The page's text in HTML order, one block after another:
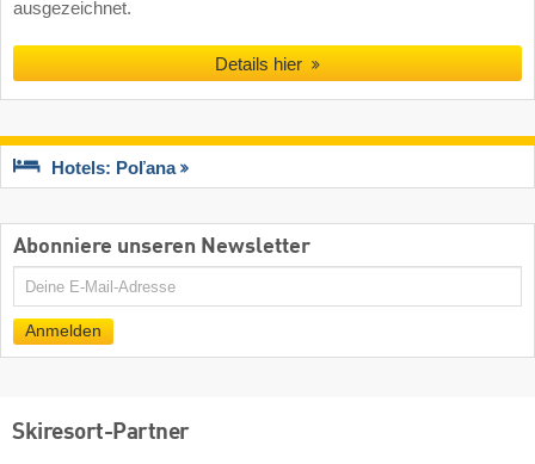
ausgezeichnet.
Details hier
Hotels: Poľana
Abonniere unseren Newsletter
E-
Anmelden
Skiresort-Partner